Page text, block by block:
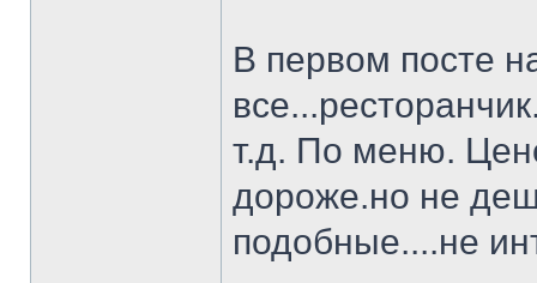
В первом посте
т.д. По меню.
дороже.но не
подобные....не